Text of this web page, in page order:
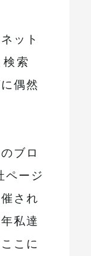
ット
検索
偶然
ブロ
ページ
され
私達
こに